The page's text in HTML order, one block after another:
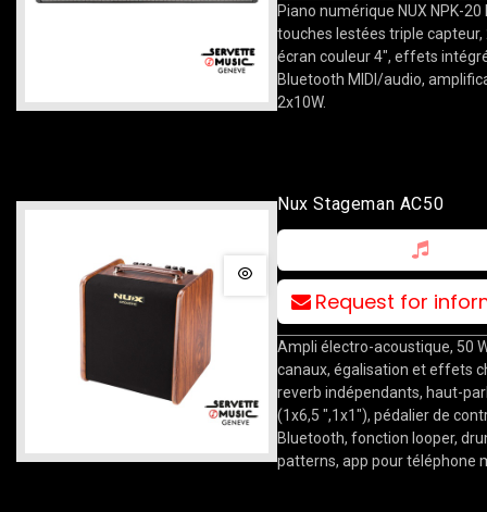
Piano numérique NUX NPK-20
touches lestées triple capteur,
écran couleur 4", effets
Bluetooth MIDI/audio,
2x10W.
Nux Stageman AC50
Request for
Ampli électro-acoustique, 50
canaux, égalisation et effets
reverb indépendants, haut-
(1x6,5 ",1x1"), pédalier de
Bluetooth, fonction looper,
patterns, app pour téléphone